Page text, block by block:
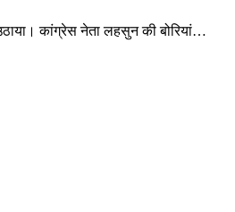
कांग्रेस नेता लहसुन की बोरियां…